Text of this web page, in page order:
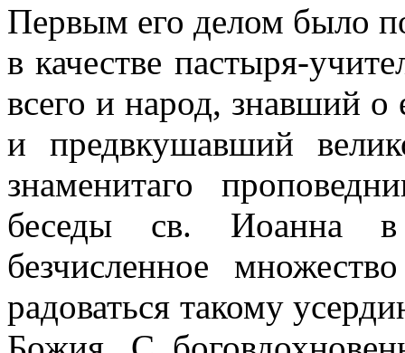
Первым его делом было
в качестве пастыря-
всего и народ, знавший о
и предвкушавший
знаменитаго
беседы св. Иоанна в
безчисленное
радоваться такому